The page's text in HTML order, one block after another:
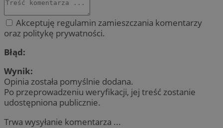
Akceptuję regulamin zamieszczania komentarzy
oraz politykę prywatności.
Błąd:
Wynik:
Opinia została pomyślnie dodana.
Po przeprowadzeniu weryfikacji, jej treść zostanie
udostępniona publicznie.
Trwa wysyłanie komentarza ...